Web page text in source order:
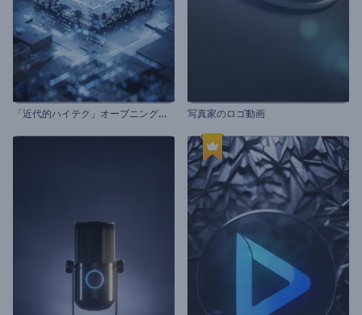
「
近代的ハイテク」オープニング動画 写真家のロゴ動画